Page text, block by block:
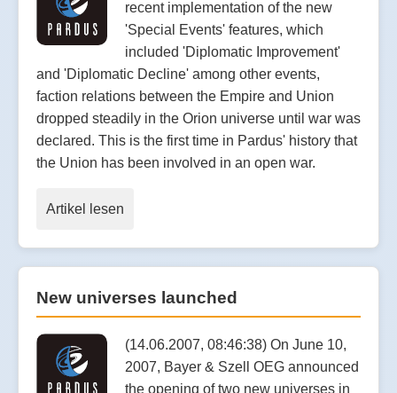
recent implementation of the new
'Special Events' features, which
included 'Diplomatic Improvement'
and 'Diplomatic Decline' among other events,
faction relations between the Empire and Union
dropped steadily in the Orion universe until war was
declared. This is the first time in Pardus' history that
the Union has been involved in an open war.
Artikel lesen
New universes launched
(14.06.2007, 08:46:38) On June 10,
2007, Bayer & Szell OEG announced
the opening of two new universes in